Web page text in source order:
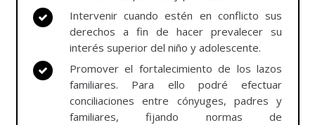
Intervenir cuando estén en conflicto sus
derechos a fin de hacer prevalecer su
interés superior del niño y adolescente.
Promover el fortalecimiento de los lazos
familiares. Para ello podré efectuar
conciliaciones entre cónyuges, padres y
familiares, fijando normas de